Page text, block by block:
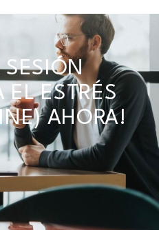
SESIÓN
EL ESTRÉS
AHORA!